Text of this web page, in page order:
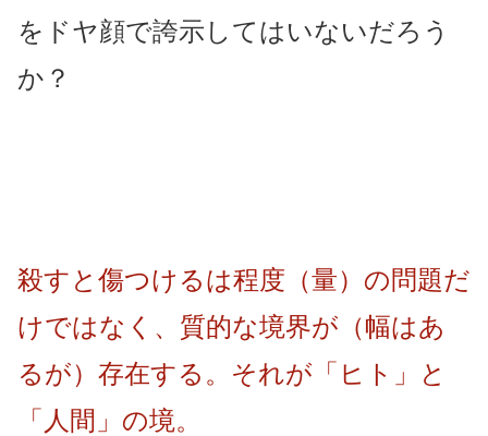
をドヤ顔で誇示してはいないだろう
か？
殺すと傷つけるは程度（量）の問題だ
けではなく、質的な境界が（幅はあ
るが）存在する。それが「ヒト」と
「人間」の境。